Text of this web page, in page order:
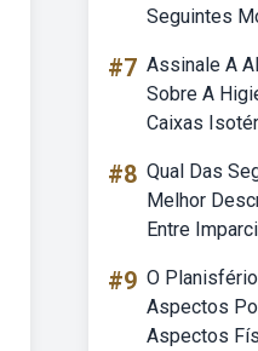
Seguintes
#7 Assinale A
Sobre A
Caixas
#8 Qual Das
Melhor
Entre
#9 O
Aspectos
Aspectos